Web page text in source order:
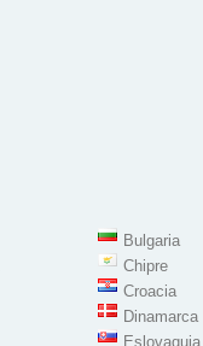
Bulgaria
Chipre
Croacia
Dinamarca
Eslovaquia